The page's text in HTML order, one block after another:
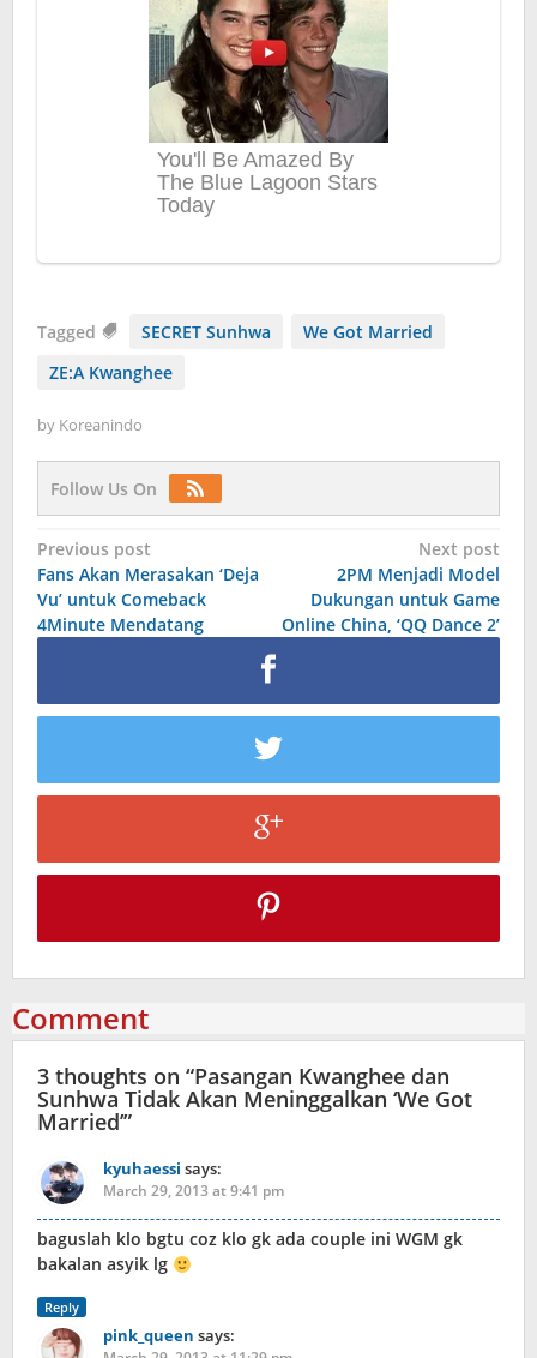
Tagged SECRET Sunhwa
We Got Married
ZE:A Kwanghee
by Koreanindo
Follow Us On
Post
navigation
Previous post
Fans Akan Merasakan ‘Deja
Vu’ untuk Comeback
4Minute Mendatang
Next post
2PM Menjadi Model
Dukungan untuk Game
Online China, ‘QQ Dance 2’
Comment
3 thoughts on “Pasangan Kwanghee dan
Sunhwa Tidak Akan Meninggalkan ‘We Got
Married’”
kyuhaessi says:
March 29, 2013 at 9:41 pm
baguslah klo bgtu coz klo gk ada couple ini WGM gk
bakalan asyik lg
Reply
pink_queen says: